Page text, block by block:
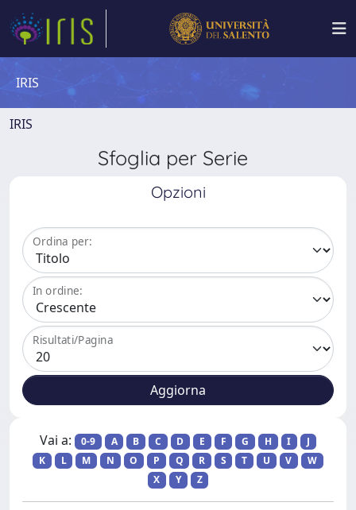
IRIS
IRIS
Sfoglia per Serie
Opzioni
Ordina per:
In ordine:
Risultati/Pagina
Vai a: 0-9 A B C D E F G H I
J
K
L M N O P Q R S T U V
W
X
Y Z